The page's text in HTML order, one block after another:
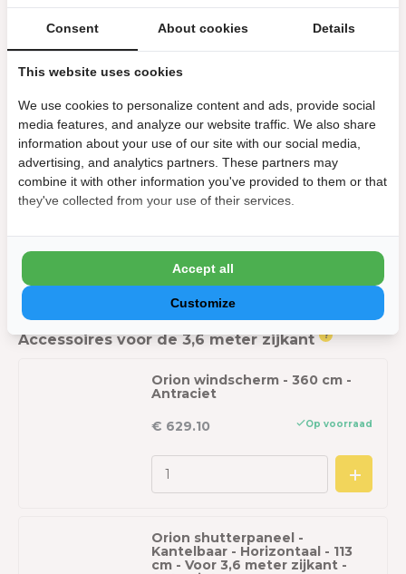
Hoogte :
Algemeen
Merk: Orion
Kleur
Kleur: Antraciet
Stel jouw bundeldeal samen:
Accessoires voor de 3,6 meter zijkant ?
Orion windscherm - 360 cm -
Antraciet
€ 629.10
Op voorraad
Orion shutterpaneel -
Kantelbaar - Horizontaal - 113
cm - Voor 3,6 meter zijkant -
Consent About cookies Details
This website uses cookies
We use cookies to personalize content and ads, provide social
media features, and analyze our website traffic. We also share
information about your use of our site with our social media,
advertising, and analytics partners. These partners may
combine it with other information you've provided to them or that
they've collected from your use of their services.
Customize
Accept all